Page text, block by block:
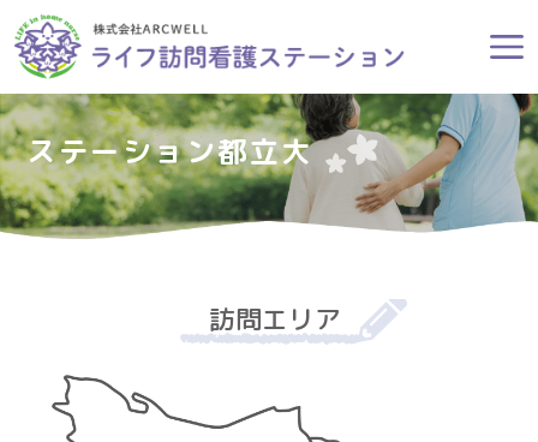
ステーション都立大
訪問エリア